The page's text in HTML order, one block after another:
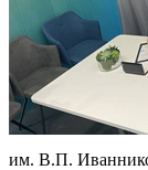
им. В.П.